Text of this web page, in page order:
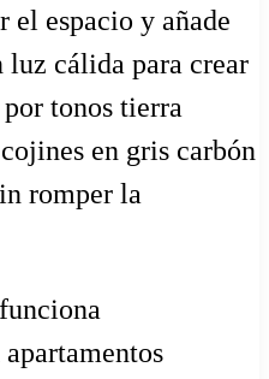
el espacio y añade
luz cálida para crear
tonos tierra
en gris carbón
romper la